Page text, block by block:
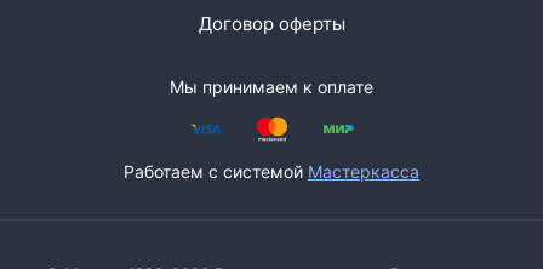
Договор оферты
Мы принимаем к оплате
Работаем с системой Мастеркасса